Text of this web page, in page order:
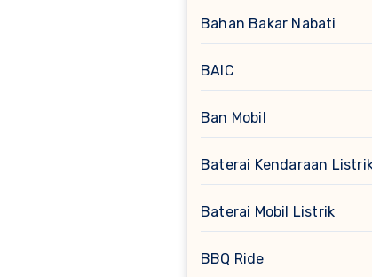
Bahan Bakar Nabati
BAIC
Ban Mobil
Baterai Kendaraan
Baterai Mobil Listrik
BBQ Ride